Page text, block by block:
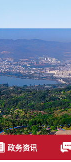
政务资讯